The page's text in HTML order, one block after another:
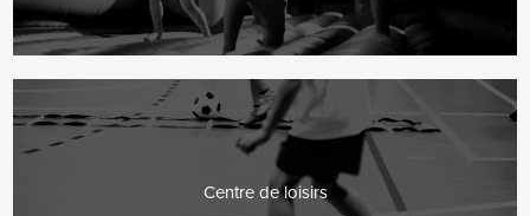
Centre de loisirs